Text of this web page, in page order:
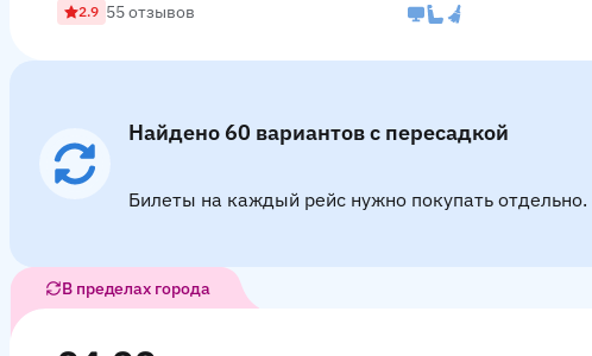
2.9 55 отзывов
Найдено 60 вариантов с пересадкой
Билеты на каждый рейс нужно покупать
В пределах города